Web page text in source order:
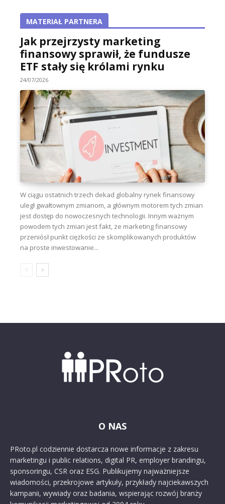
MATERIAŁ PARTNERA
Jak przejrzysty marketing
finansowy sprawił, że fundusze
ETF stały się królami rynku
24/07/2026
W ciągu ostatnich trzech dekad globalny rynek finansowy
uległ gwałtownym zmianom, a głównym motorem tych zmian
jest dostęp do nowoczesnych technologii. Innym ważnym
powodem tych zmian jest fakt, że marketing finansowy
przeniósł punkt ciężkości ze skomplikowanych produktów
na proste inwestowanie...
O NAS
PRoto.pl codziennie dostarcza nowe informacje z zakresu
marketingu i public relations, digital PR, employer brandingu,
sponsoringu, CSR oraz ESG. Publikujemy najważniejsze
wiadomości, przekrojowe artykuły, przykłady najciekawszych
kampanii, wywiady oraz badania, wspierając rozwój branży